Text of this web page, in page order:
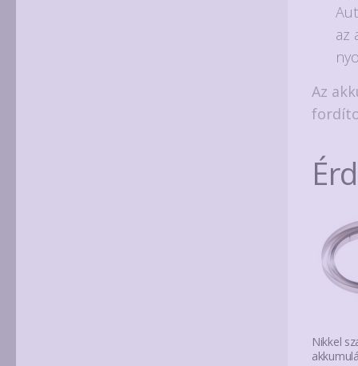
az
Az
Nikkel